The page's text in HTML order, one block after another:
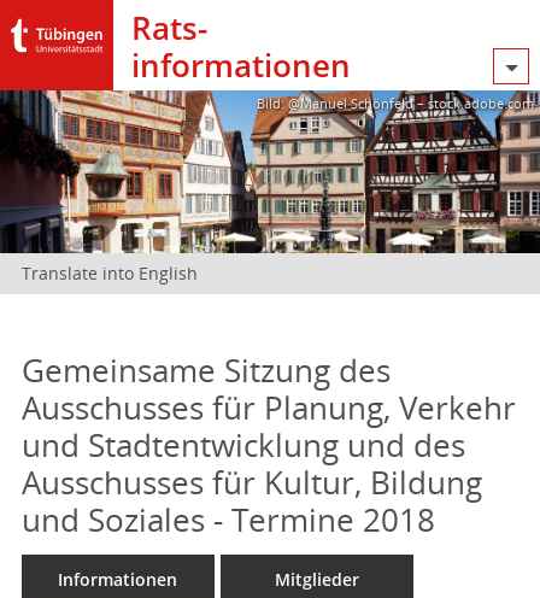
Rats­
informationen
Bild: @Manuel Schönfeld – stock.adobe.com
Translate into English
Gemeinsame Sitzung des
Ausschusses für Planung, Verkehr
und Stadtentwicklung und des
Ausschusses für Kultur, Bildung
und Soziales - Termine 2018
Informationen Mitglieder